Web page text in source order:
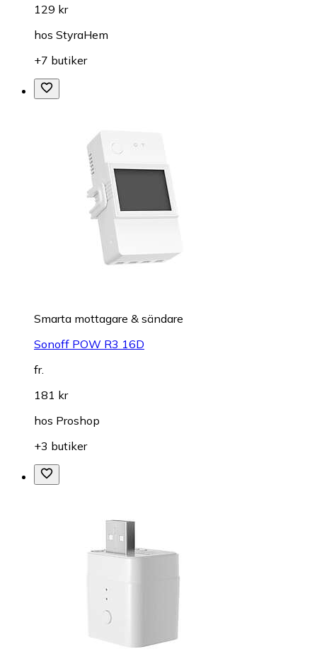
129 kr
hos StyraHem
+7 butiker
Smarta mottagare & sändare
Sonoff POW R3 16D
fr.
181 kr
hos Proshop
+3 butiker